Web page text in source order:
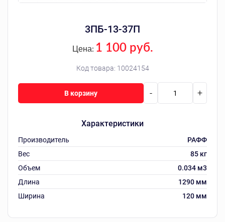
3ПБ-13-37П
Код товара: 10024154
Цена: 1 100 руб.
Характеристики
Производитель
РАФФ
Вес
85 кг
Объем
0.034 м3
Длина
1290 мм
Ширина
120 мм
- +
В корзину